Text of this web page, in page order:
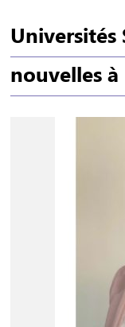
Universités
nouvelles à